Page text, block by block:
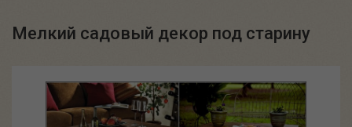
Мелкий садовый декор под старину